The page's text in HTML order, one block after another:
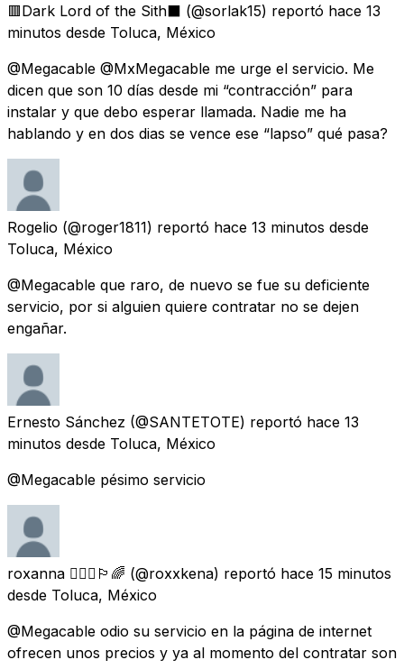
🟥Dark Lord of the Sith⬛️ (@sorlak15) reportó hace 13
minutos desde Toluca, México
@Megacable @MxMegacable me urge el servicio. Me
dicen que son 10 días desde mi “contracción” para
instalar y que debo esperar llamada. Nadie me ha
hablando y en dos dias se vence ese “lapso” qué pasa?
Rogelio (@roger1811) reportó hace 13 minutos desde
Toluca, México
@Megacable que raro, de nuevo se fue su deficiente
servicio, por si alguien quiere contratar no se dejen
engañar.
Ernesto Sánchez (@SANTETOTE) reportó hace 13
minutos desde Toluca, México
@Megacable pésimo servicio
roxanna 👮🏻‍♀️🏳️‍🌈 (@roxxkena) reportó hace 15 minutos
desde Toluca, México
@Megacable odio su servicio en la página de internet
ofrecen unos precios y ya al momento del contratar son